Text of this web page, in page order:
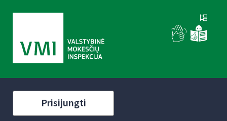
Prisijungti